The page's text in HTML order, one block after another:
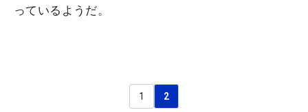
っているようだ。
1 2